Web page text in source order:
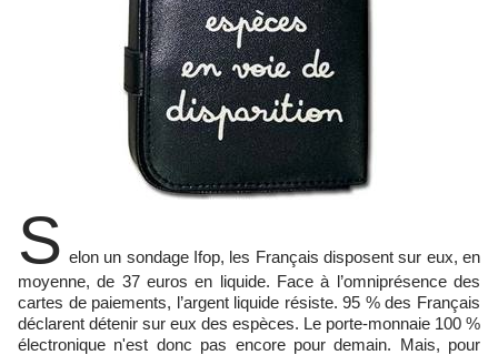
S elon un sondage Ifop, les Français disposent sur eux, en
moyenne, de 37 euros en liquide. Face à l’omniprésence des
cartes de paiements, l’argent liquide résiste. 95 % des Français
déclarent détenir sur eux des espèces. Le porte-monnaie 100 %
électronique n'est donc pas encore pour demain. Mais, pour